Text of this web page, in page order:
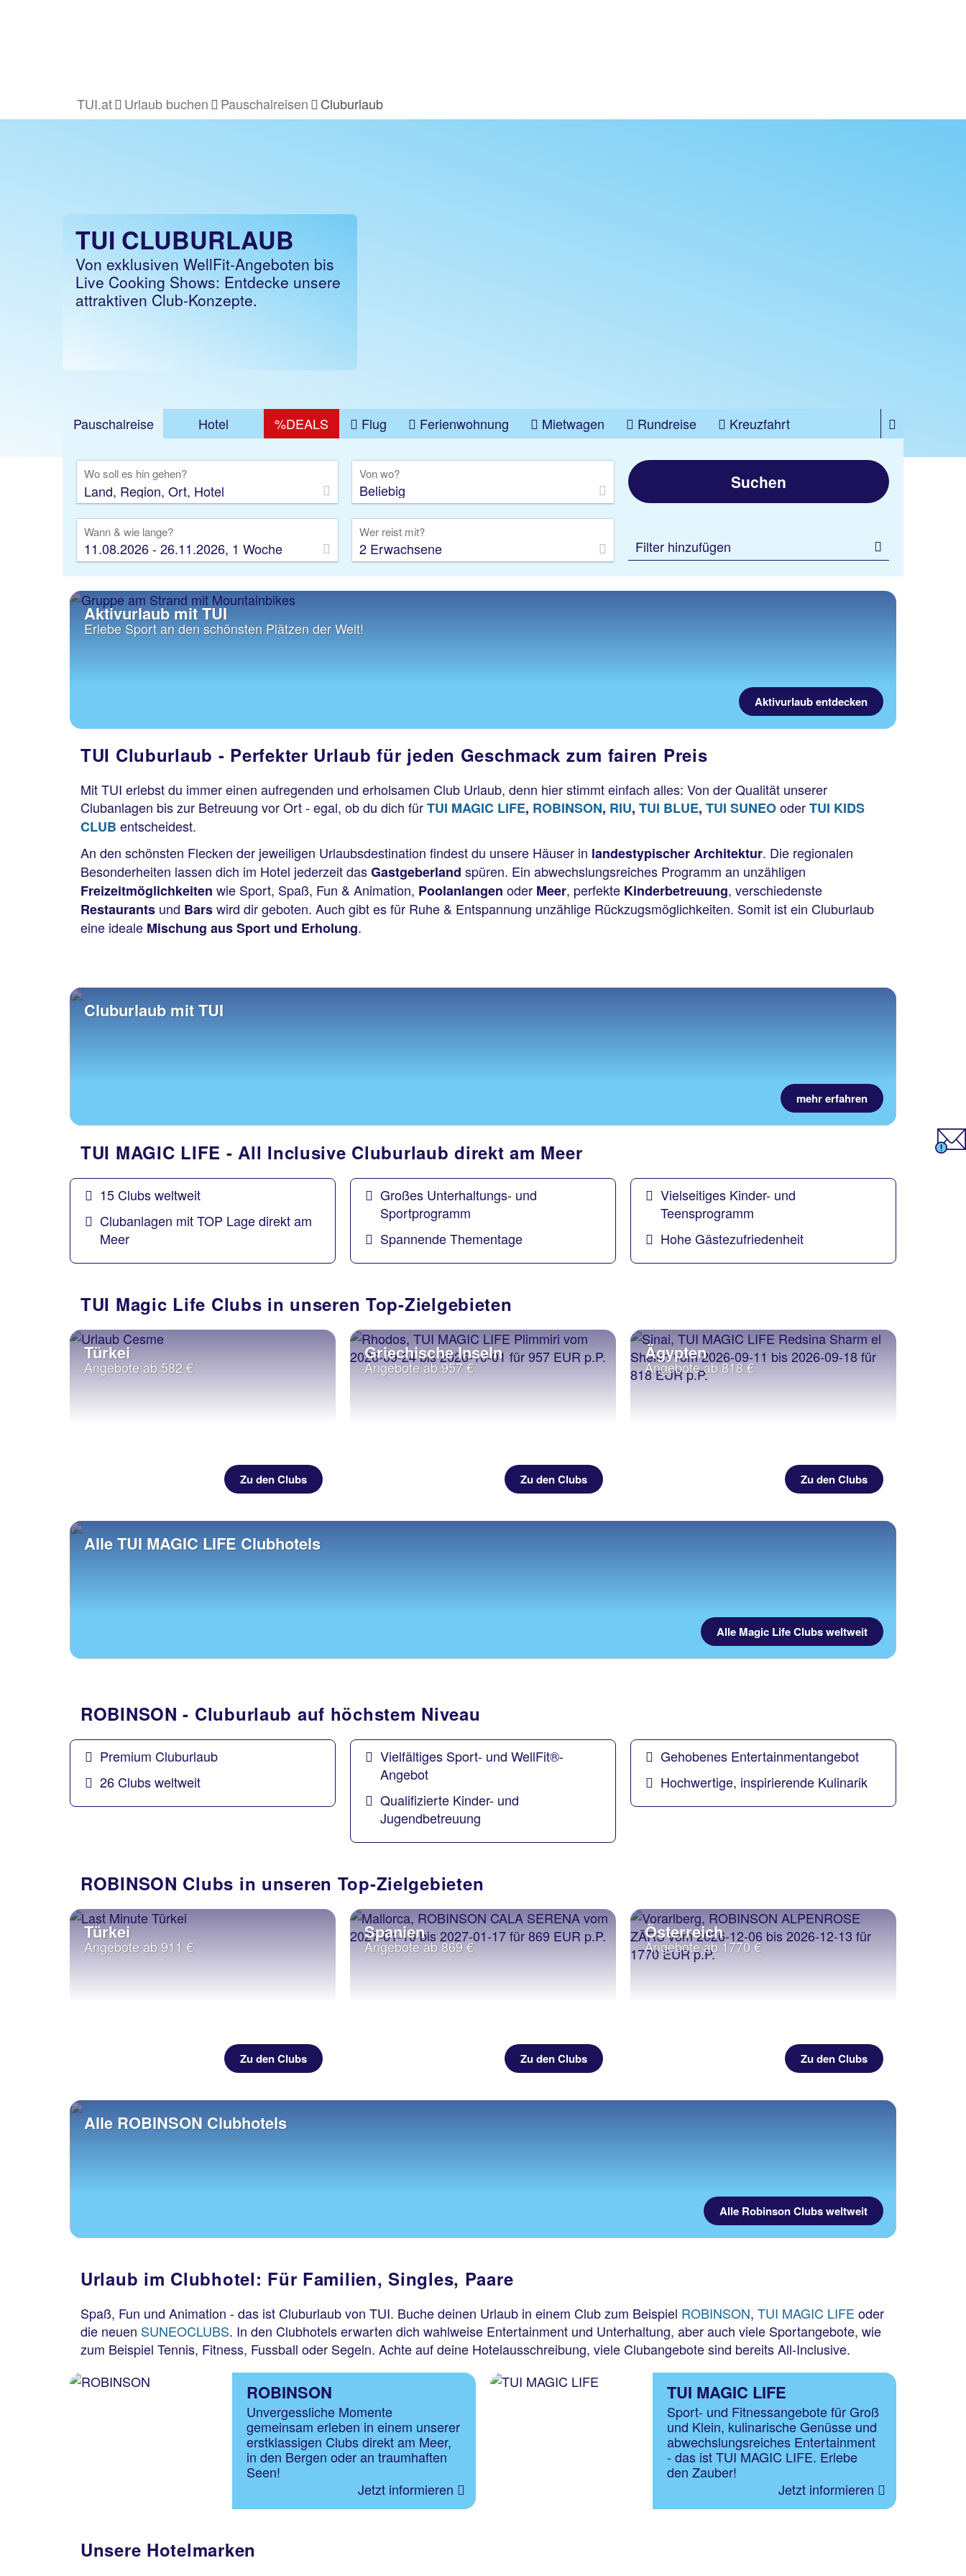
TUI.at Urlaub buchen Pauschalreisen Cluburlaub
TUI CLUBURLAUB
Von exklusiven WellFit-Angeboten bis
Live Cooking Shows: Entdecke unsere
attraktiven Club-Konzepte.
Pauschalreise Hotel %DEALS Flug Ferienwohnung Mietwagen Rundreise
Kreuzfahrt
Wo soll es hin gehen? Von wo?
Beliebig
Wann & wie lange?
11.08.2026 - 26.11.2026, 1 Woche
Wer reist mit?
2 Erwachsene
Suchen
Filter hinzufügen
Aktivurlaub mit TUI
Erlebe Sport an den schönsten Plätzen der Welt!
Aktivurlaub entdecken
TUI Cluburlaub - Perfekter Urlaub für jeden Geschmack zum fairen Preis
Mit TUI erlebst du immer einen aufregenden und erholsamen Club Urlaub, denn hier stimmt einfach alles: Von der Qualität unserer
Clubanlagen bis zur Betreuung vor Ort - egal, ob du dich fürTUI MAGIC LIFE, ROBINSON, RIU, TUI BLUE, TUI SUNEOoderTUI KIDS
CLUB entscheidest.
An den schönsten Flecken der jeweiligen Urlaubsdestination findest du unsere Häuser in landestypischer Architektur. Die regionalen
Besonderheiten lassen dich im Hotel jederzeit dasGastgeberland spüren. Ein abwechslungsreiches Programm an unzähligen
Freizeitmöglichkeiten wie Sport, Spaß, Fun & Animation, Poolanlangen oder Meer, perfekte Kinderbetreuung, verschiedenste
Restaurants und Barswird dir geboten. Auch gibt es für Ruhe & Entspannung unzählige Rückzugsmöglichkeiten. Somit ist ein Cluburlaub
eine ideale Mischung aus Sport und Erholung.
Cluburlaub mit TUI
mehr erfahren
TUI MAGIC LIFE - All Inclusive Cluburlaub direkt am Meer
15 Clubs weltweit
Clubanlagen mit TOP Lage direkt am
Meer
Großes Unterhaltungs- und
Sportprogramm
Spannende Thementage
Vielseitiges Kinder- und
Teensprogramm
Hohe Gästezufriedenheit
TUI Magic Life Clubs in unseren Top-Zielgebieten
Türkei
Angebote ab 582 €
Zu den Clubs
Griechische Inseln
Angebote ab 957 €
Zu den Clubs
Ägypten
Angebote ab 818 €
Zu den Clubs
Alle TUI MAGIC LIFE Clubhotels
Alle Magic Life Clubs weltweit
ROBINSON - Cluburlaub auf höchstem Niveau
Premium Cluburlaub
26 Clubs weltweit
Vielfältiges Sport- und WellFit®-
Angebot
Qualifizierte Kinder- und
Jugendbetreuung
Gehobenes Entertainmentangebot
Hochwertige, inspirierende Kulinarik
ROBINSON Clubs in unseren Top-Zielgebieten
Türkei
Angebote ab 911 €
Zu den Clubs
Spanien
Angebote ab 869 €
Zu den Clubs
Österreich
Angebote ab 1770 €
Zu den Clubs
Alle ROBINSON Clubhotels
Alle Robinson Clubs weltweit
Urlaub im Clubhotel: Für Familien, Singles, Paare
Spaß, Fun und Animation - das ist Cluburlaub von TUI. Buche deinen Urlaub in einem Club zum Beispiel ROBINSON, TUI MAGIC LIFE oder
die neuen SUNEOCLUBS. In den Clubhotels erwarten dich wahlweise Entertainment und Unterhaltung, aber auch viele Sportangebote, wie
zum Beispiel Tennis, Fitness, Fussball oder Segeln. Achte auf deine Hotelausschreibung, viele Clubangebote sind bereits All-Inclusive.
ROBINSON
Unvergessliche Momente
gemeinsam erleben in einem unserer
erstklassigen Clubs direkt am Meer,
in den Bergen oder an traumhaften
Seen!
Jetzt informieren
TUI MAGIC LIFE
Sport- und Fitnessangebote für Groß
und Klein, kulinarische Genüsse und
abwechslungsreiches Entertainment
- das ist TUI MAGIC LIFE. Erlebe
den Zauber!
Jetzt informieren
Unsere Hotelmarken